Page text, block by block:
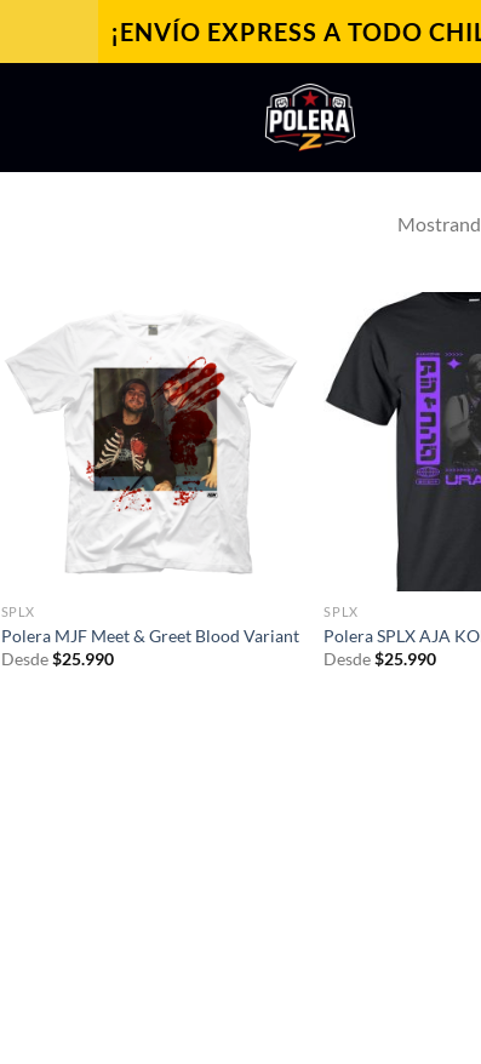
¡ENVÍO EXPRESS A TODO
SPLX
Polera MJF Meet & Greet Blood Variant
Desde$25.990
SPLX
Polera SPLX AJA
Desde $25.990